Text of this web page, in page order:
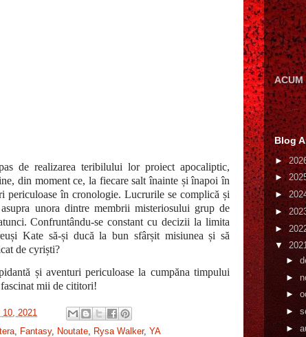
de realizarea teribilului lor proiect apocaliptic,
din moment ce, la fiecare salt înainte și înapoi în
periculoase în cronologie. Lucrurile se complică și
unora dintre membrii misteriosului grup de
Confruntându-se constant cu decizii la limita
Kate să-și ducă la bun sfârșit misiunea și să
de cyriști?
și aventuri periculoase la cumpăna timpului
mii de cititori!
2021
Fantasy, Noutate Rysa Walker, YA
ACUM
Blog
►
►
►
►
►
▼
►
►
►
►
►